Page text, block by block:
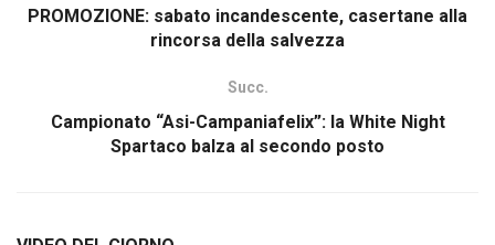
PROMOZIONE: sabato incandescente, casertane alla
rincorsa della salvezza
Succ.
Campionato “Asi-Campaniafelix”: la White Night
Spartaco balza al secondo posto